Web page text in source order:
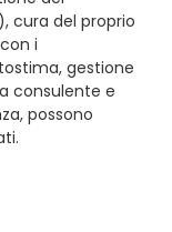
cura del proprio
i
gestione
consulente e
possono